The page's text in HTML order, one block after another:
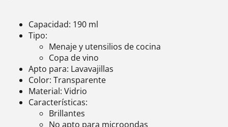
Capacidad: 190 ml
Tipo:
Menaje y utensilios de cocina
Copa de vino
Apto para: Lavavajillas
Color: Transparente
Material: Vidrio
Características:
Brillantes
No apto para microondas